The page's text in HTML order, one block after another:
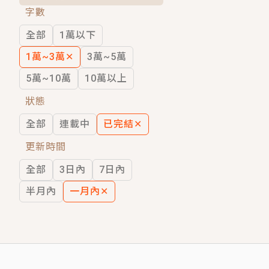
穿越｜《穿越遠古後成了野人娘子》你
字數
全部
1萬以下
1萬~3萬 ✕
3萬~5萬
5萬~10萬
10萬以上
狀態
全部
連載中 已完結✕
更新時間
全部
3日內
7日內
半月內
一月內 ✕